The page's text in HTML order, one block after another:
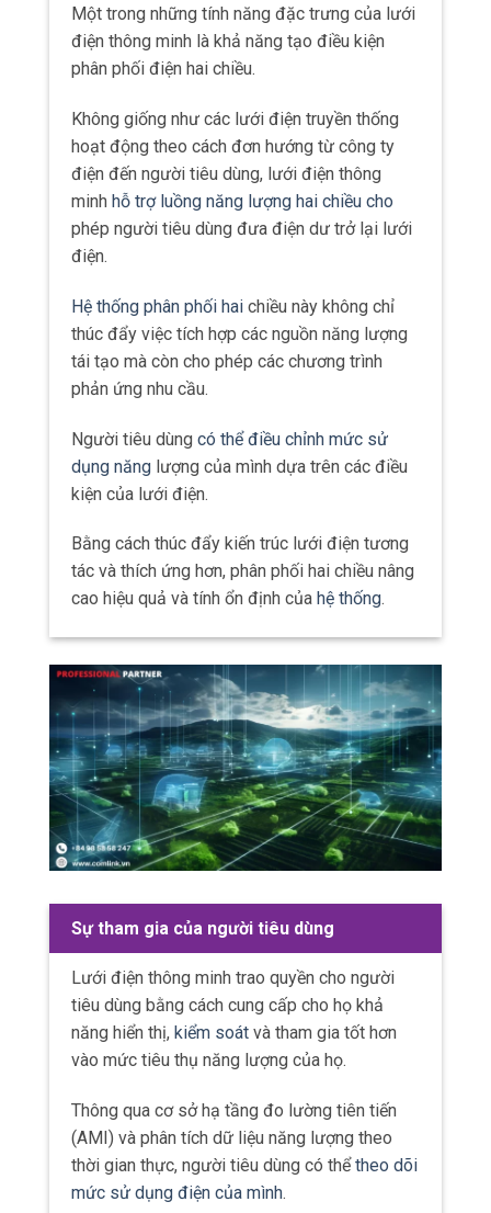
Một trong những tính năng đặc trưng của lưới
điện thông minh là khả năng tạo điều kiện
phân phối điện hai chiều.
Không giống như các lưới điện truyền thống
hoạt động theo cách đơn hướng từ công ty
điện đến người tiêu dùng, lưới điện thông
minh hỗ trợ luồng năng lượng hai chiều cho
phép người tiêu dùng đưa điện dư trở lại lưới
điện.
Hệ thống phân phối hai chiều này không chỉ
thúc đẩy việc tích hợp các nguồn năng lượng
tái tạo mà còn cho phép các chương trình
phản ứng nhu cầu.
Người tiêu dùng có thể điều chỉnh mức sử
dụng năng lượng của mình dựa trên các điều
kiện của lưới điện.
Bằng cách thúc đẩy kiến trúc lưới điện tương
tác và thích ứng hơn, phân phối hai chiều nâng
cao hiệu quả và tính ổn định của hệ thống.
Sự tham gia của người tiêu dùng
Lưới điện thông minh trao quyền cho người
tiêu dùng bằng cách cung cấp cho họ khả
năng hiển thị, kiểm soát và tham gia tốt hơn
vào mức tiêu thụ năng lượng của họ.
Thông qua cơ sở hạ tầng đo lường tiên tiến
(AMI) và phân tích dữ liệu năng lượng theo
thời gian thực, người tiêu dùng có thểtheo dõi
mức sử dụng điện của mình.